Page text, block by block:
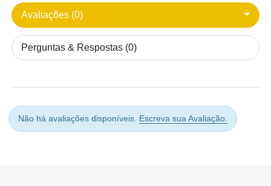
Avaliações (0)
Perguntas & Respostas (0)
Não há avaliações disponíveis. Escreva sua Avaliação.